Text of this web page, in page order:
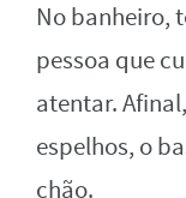
No banheiro,
pessoa que
atentar.
espelhos, o
chão.